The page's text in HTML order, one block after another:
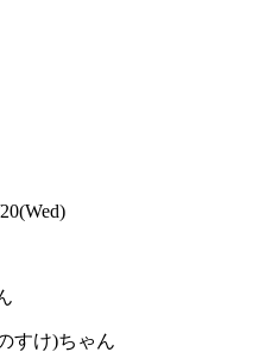
すけ)ちゃん